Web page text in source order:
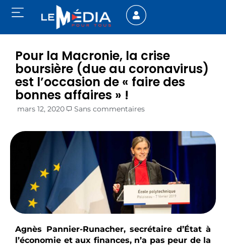
Pour la Macronie, la crise
boursière (due au coronavirus)
est l’occasion de « faire des
bonnes affaires » !
mars 12, 2020 Sans commentaires
Agnès Pannier-Runacher, secrétaire d’État à
l’économie et aux finances, n’a pas peur de la